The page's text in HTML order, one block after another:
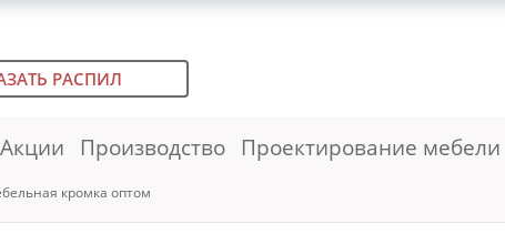
РАСПИЛ
Акции Производство Проектирование мебели
кромка оптом